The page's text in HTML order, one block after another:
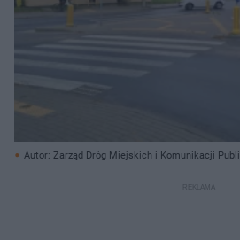
Autor: Zarząd Dróg Miejskich i Komunikacji